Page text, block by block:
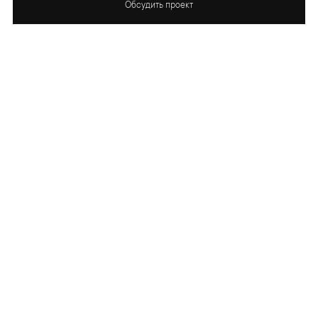
Обсудить проект